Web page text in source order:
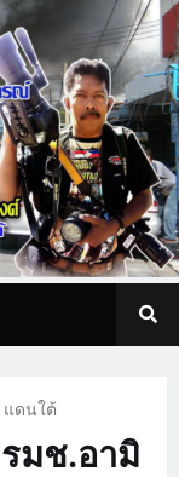
แดนใต้
มช.อามิ